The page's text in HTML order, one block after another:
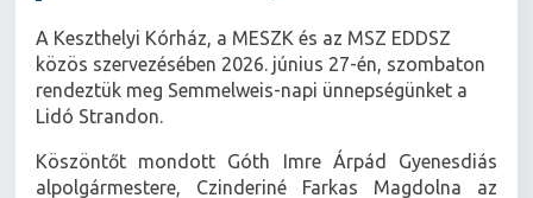
A Keszthelyi Kórház, a MESZK és az MSZ EDDSZ
közös szervezésében 2026. június 27-én, szombaton
rendeztük meg Semmelweis-napi ünnepségünket a
Lidó Strandon.
Köszöntőt mondott Góth Imre Árpád Gyenesdiás
alpolgármestere, Czinderiné Farkas Magdolna az